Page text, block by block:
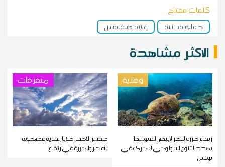
كلمات مفتاح
حماية مدنية
ولاية صفاقس
الاكثر مشاهدة
وطنية
ارتفاع حرارة البحر الأبيض المتوسط
يهدد التنوع البيولوجي البحري في
تونس
متفرقات
طقس الأحد: خلايا رعدية مصحوبة
بأمطار والحرارة في ارتفاع